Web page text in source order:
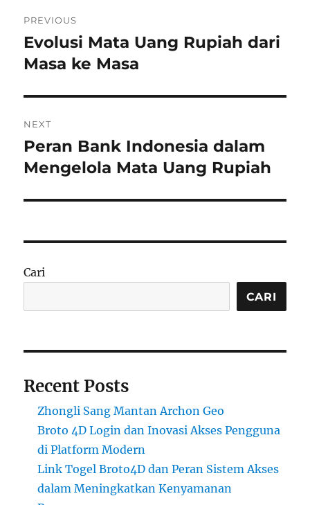
pos
PREVIOUS
Previous
post:
Evolusi Mata Uang Rupiah dari
Masa ke Masa
NEXT
Next
post:
Peran Bank Indonesia dalam
Mengelola Mata Uang Rupiah
Cari
CARI
Recent Posts
Zhongli Sang Mantan Archon Geo
Broto 4D Login dan Inovasi Akses Pengguna
di Platform Modern
Link Togel Broto4D dan Peran Sistem Akses
dalam Meningkatkan Kenyamanan